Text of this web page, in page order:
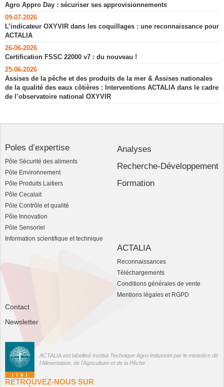
Agro Appro Day : sécuriser ses approvisionnements
09-07-2026
L’indicateur OXYVIR dans les coquillages : une reconnaissance pour
ACTALIA
26-06-2026
Certification FSSC 22000 v7 : du nouveau !
25-06-2026
Assises de la pêche et des produits de la mer & Assises nationales
de la qualité des eaux côtières : Interventions ACTALIA dans le cadre
de l’observatoire national OXYVIR
Poles d’expertise
Pôle Sécurité des aliments
Pôle Environnement
Pôle Produits Laitiers
Pôle Cecalait
Pôle Contrôle et qualité
Pôle Innovation
Pôle Sensoriel
Information scientifique et technique
Analyses
Recherche-Développement
Formation
ACTALIA
Reconnaissances
Téléchargements
Conditions générales de vente
Mentions légales et RGPD
Contact
Newsletter
ACTALIA est labellisé Institut Technique Agro-Industriel par le ministère de
l'Alimentation, de l'Agriculture et de la Pêche
RETROUVEZ-NOUS SUR